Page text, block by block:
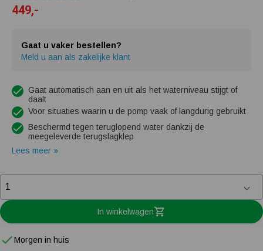
449,-
Gaat u vaker bestellen?
Meld u aan als zakelijke klant
Gaat automatisch aan en uit als het waterniveau stijgt of
daalt
Voor situaties waarin u de pomp vaak of langdurig gebruikt
Beschermd tegen teruglopend water dankzij de
meegeleverde terugslagklep
Lees meer »
In winkelwagen
Morgen in huis